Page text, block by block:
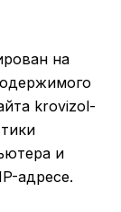
на
krovizol-
и
адресе.